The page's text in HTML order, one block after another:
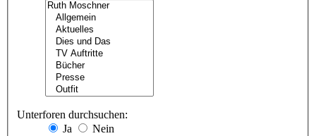
Unterforen durchsuchen:
Ja
Nein